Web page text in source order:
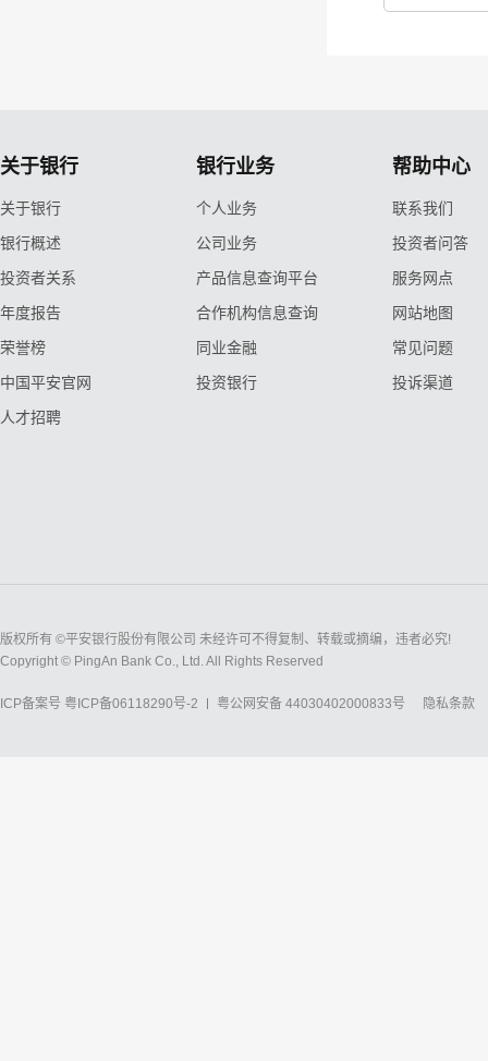
关于银行
关于银行
银行概述
投资者关系
年度报告
荣誉榜
中国平安官网
人才招聘
银行业务
个人业务
公司业务
产品信息查询平台
合作机构信息查询
同业金融
投资银行
帮助中心
联系我们
投资者问答
服务网点
网站地图
常见问题
投诉渠道
版权所有 ©平安银行股份有限公司 未经许可不得复制、转载或摘编，违者必究!
Copyright © PingAn Bank Co., Ltd. All Rights Reserved
ICP备案号 粤ICP备06118290号-2 粤公网安备 44030402000833号 隐私条款